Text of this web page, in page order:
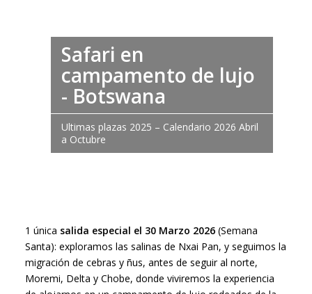
Safari en
campamento de lujo
- Botswana
Ultimas plazas 2025 – Calendario 2026 Abril
a Octubre
1 única salida especial el 30 Marzo 2026(Semana
Santa): exploramos las salinas de Nxai Pan, y seguimos la
migración de cebras y ñus, antes de seguir al norte,
Moremi, Delta y Chobe, donde viviremos la experiencia